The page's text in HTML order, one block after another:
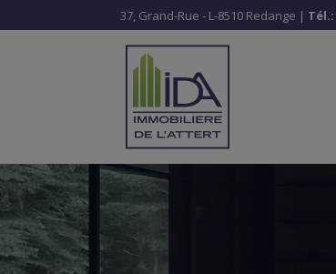
37, Grand-Rue - L-8510 Redange | Tél.: